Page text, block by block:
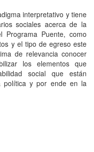
interpretativo y tiene
sociales acerca de la
Programa Puente, como
y el tipo de egreso este
de relevancia conocer
los elementos que
social que están
política y por ende en la